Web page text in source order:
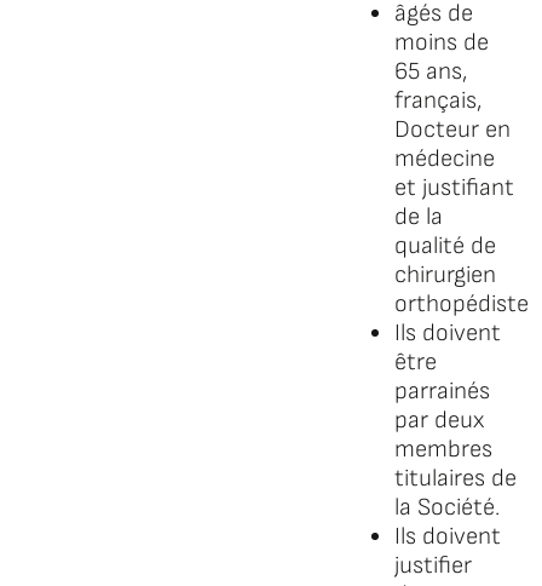
âgés de
moins de
65 ans,
français,
Docteur en
médecine
et justifiant
de la
qualité de
chirurgien
orthopédiste
Ils doivent
être
parrainés
par deux
membres
titulaires de
la Société.
Ils doivent
justifier